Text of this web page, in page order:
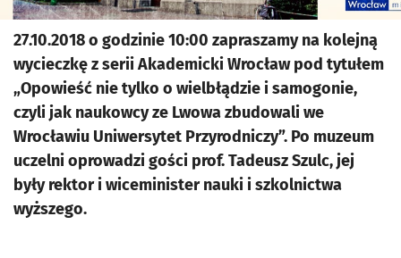
27.10.2018 o godzinie 10:00 zapraszamy na kolejną
wycieczkę z serii Akademicki Wrocław pod tytułem
„Opowieść nie tylko o wielbłądzie i samogonie,
czyli jak naukowcy ze Lwowa zbudowali we
Wrocławiu Uniwersytet Przyrodniczy”. Po muzeum
uczelni oprowadzi gości prof. Tadeusz Szulc, jej
były rektor i wiceminister nauki i szkolnictwa
wyższego.